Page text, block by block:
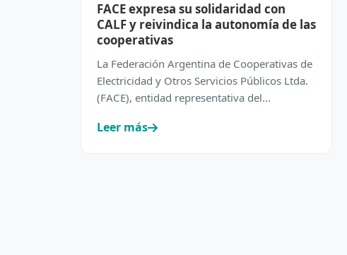
FACE expresa su solidaridad con
CALF y reivindica la autonomía de las
cooperativas
La Federación Argentina de Cooperativas de
Electricidad y Otros Servicios Públicos Ltda.
(FACE), entidad representativa del
Leer más